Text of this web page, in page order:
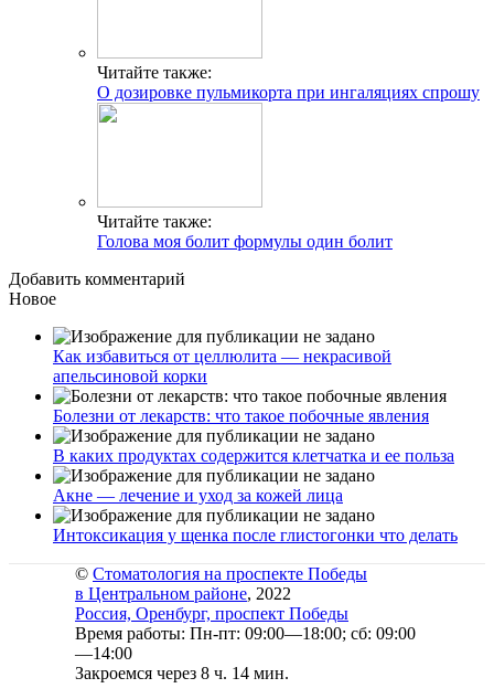
Читайте также:
О дозировке пульмикорта при ингаляциях спрошу
Читайте также:
Голова моя болит формулы один болит
Добавить комментарий
Новое
Как избавиться от целлюлита — некрасивой
апельсиновой корки
Болезни от лекарств: что такое побочные явления
В каких продуктах содержится клетчатка и ее польза
Акне — лечение и уход за кожей лица
Интоксикация у щенка после глистогонки что делать
© Стоматология на проспекте Победы
в Центральном районе, 2022
Россия, Оренбург, проспект Победы
Время работы: Пн-пт: 09:00—18:00; сб: 09:00
—14:00
Закроемся через 8 ч. 14 мин.